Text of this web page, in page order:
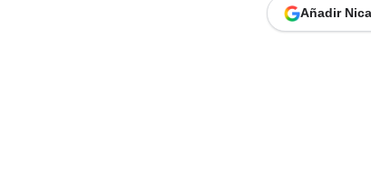
Añadir